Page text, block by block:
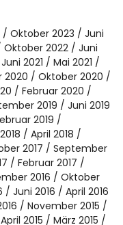
Oktober 2023
Juni
Oktober 2022
Juni
Juni 2021
Mai 2021
2020
Oktober 2020
Februar 2020
2019
Juni 2019
2019
April 2018
2017
September
Februar 2017
2016
Oktober
Juni 2016
April 2016
November 2015
April 2015
März 2015